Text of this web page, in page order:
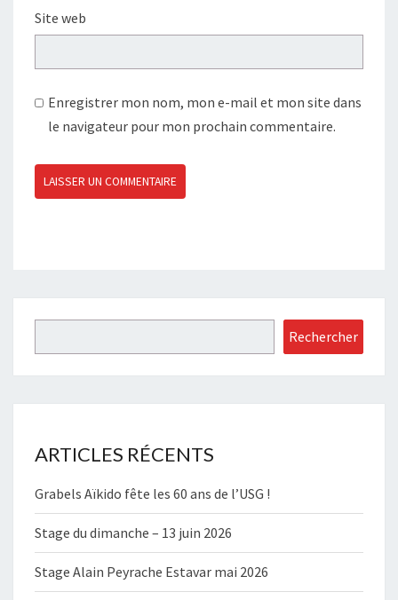
Site web
Enregistrer mon nom, mon e-mail et mon site dans
le navigateur pour mon prochain commentaire.
Rechercher
ARTICLES RÉCENTS
Grabels Aïkido fête les 60 ans de l’USG !
Stage du dimanche – 13 juin 2026
Stage Alain Peyrache Estavar mai 2026